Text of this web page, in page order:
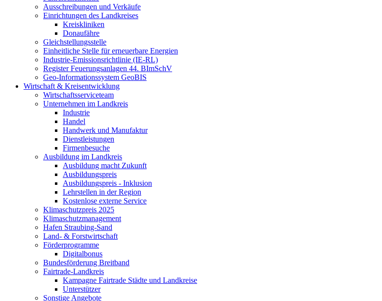
Ausschreibungen und Verkäufe
Einrichtungen des Landkreises
Kreiskliniken
Donaufähre
Gleichstellungsstelle
Einheitliche Stelle für erneuerbare Energien
Industrie-Emissionsrichtlinie (IE-RL)
Register Feuerungsanlagen 44. BImSchV
Geo-Informationssystem GeoBIS
Wirtschaft & Kreisentwicklung
Wirtschaftsserviceteam
Unternehmen im Landkreis
Industrie
Handel
Handwerk und Manufaktur
Dienstleistungen
Firmenbesuche
Ausbildung im Landkreis
Ausbildung macht Zukunft
Ausbildungspreis
Ausbildungspreis - Inklusion
Lehrstellen in der Region
Kostenlose externe Service
Klimaschutzpreis 2025
Klimaschutzmanagement
Hafen Straubing-Sand
Land- & Forstwirtschaft
Förderprogramme
Digitalbonus
Bundesförderung Breitband
Fairtrade-Landkreis
Kampagne Fairtrade Städte und Landkreise
Unterstützer
Sonstige Angebote